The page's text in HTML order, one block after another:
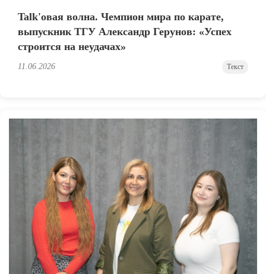
Talk'овая волна. Чемпион мира по карате,
выпускник ТГУ Александр Герунов: «Успех
строится на неудачах»
11.06.2026 Текст